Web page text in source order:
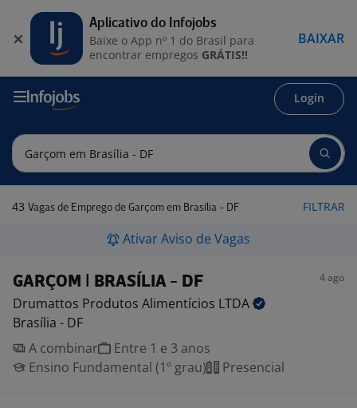
Login
43 Vagas de Emprego de Garçom em Brasília - DF FILTRAR
Ativar Aviso de Vagas
GARÇOM | BRASÍLIA - DF 4 ago
Drumattos Produtos Alimentícios LTDA
Brasília - DF
A combinar
Entre 1 e 3 anos
Ensino Fundamental (1º grau)
Presencial
Aplicativo do Infojobs
Baixe o App nº 1 do Brasil para
encontrar empregos GRÁTIS!!
BAIXAR